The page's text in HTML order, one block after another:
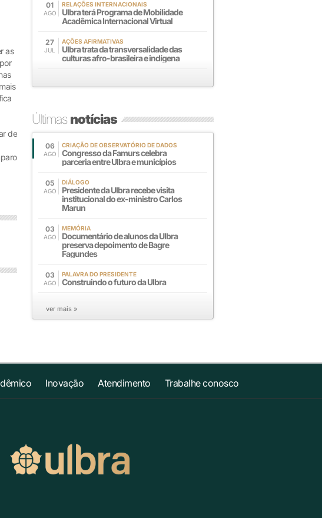
as
de
01
AGO
RELAÇÕES INTERNACIONAIS
Ulbra terá Programa de Mobilidade
Acadêmica Internacional Virtual
27
JUL
AÇÕES AFIRMATIVAS
Ulbra trata da transversalidade das
culturas afro-brasileira e indígena
Últimasnotícias
06
AGO
CRIAÇÃO DE OBSERVATÓRIO DE DADOS
Congresso da Famurs celebra
parceria entre Ulbra e municípios
05
AGO
DIÁLOGO
Presidente da Ulbra recebe visita
institucional do ex-ministro Carlos
Marun
03
AGO
MEMÓRIA
Documentário de alunos da Ulbra
preserva depoimento de Bagre
Fagundes
03
AGO
PALAVRA DO PRESIDENTE
Construindo o futuro da Ulbra
ver mais »
Inovação Atendimento Trabalhe conosco